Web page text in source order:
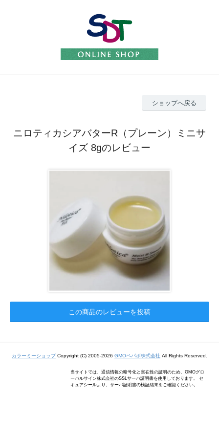
ショップへ戻る
ニロティカシアバターR（プレーン）ミニサ
イズ 8gのレビュー
この商品のレビューを投稿
カラーミーショップCopyright (C) 2005-2026 GMOペパボ株式会社 All Rights Reserved.
当サイトでは、通信情報の暗号化と実在性の証明のため、GMOグロ
ーバルサイン株式会社のSSLサーバ証明書を使用しております。 セ
キュアシールより、サーバ証明書の検証結果をご確認ください。